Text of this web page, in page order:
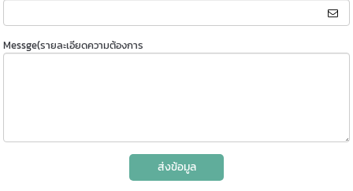
Messge(รายละเอียดความต้องการ
ส่งข้อมูล